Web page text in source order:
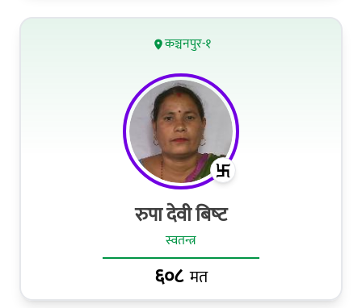
कञ्चनपुर-१
रुपा देवी बिष्‍ट
स्वतन्त्र
६०८ मत